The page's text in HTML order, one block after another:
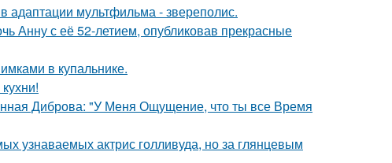
адаптации мультфильма - звереполис.
Анну с её 52-летием, опубликовав прекрасные
в купальнике.
Диброва: "У Меня Ощущение, что ты все Время
узнаваемых актрис голливуда, но за глянцевым